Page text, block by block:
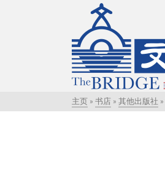
主页 » 书店 » 其他出版社 »